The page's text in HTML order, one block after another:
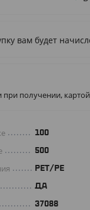
вам будет
получении,
100
500
РЕТ/РЕ
ДА
37088